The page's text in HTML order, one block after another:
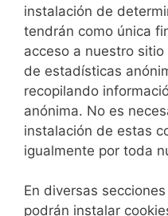
instalación de
tendrán como única
acceso a nuestro
de estadísticas
recopilando
anónima. No es
instalación de estas
igualmente por toda
En diversas
podrán instalar